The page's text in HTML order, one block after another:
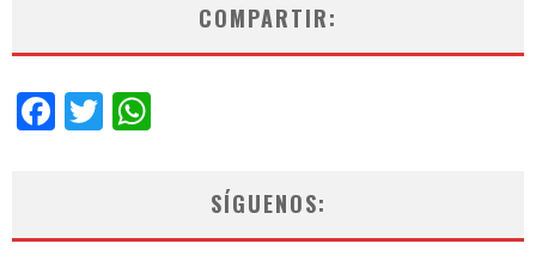
COMPARTIR:
Facebook
Twitter
SÍGUENOS: